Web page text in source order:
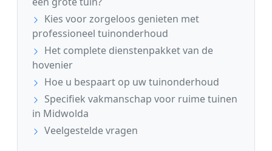
Kies voor zorgeloos genieten met
professioneel tuinonderhoud
Het complete dienstenpakket van de
hovenier
Hoe u bespaart op uw tuinonderhoud
Specifiek vakmanschap voor ruime tuinen
in Midwolda
Veelgestelde vragen